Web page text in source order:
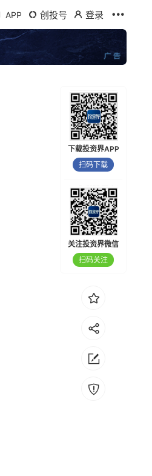
APP 创投号 登录
下载投资界APP
扫码下载
关注投资界微信
扫码关注